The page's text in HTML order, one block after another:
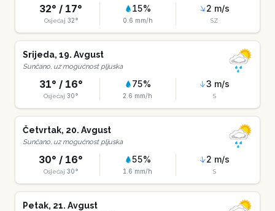
32° / 17°
Osjećaj 32°
15%
0.6 mm/h
2 m/s
SZ
Srijeda, 19. Avgust
Sunčano, uz mogućnost pljuska
31° / 16°
Osjećaj 30°
75%
2.6 mm/h
3 m/s
S
Četvrtak, 20. Avgust
Sunčano, uz mogućnost pljuska
30° / 16°
Osjećaj 30°
55%
1.6 mm/h
2 m/s
S
Petak, 21. Avgust